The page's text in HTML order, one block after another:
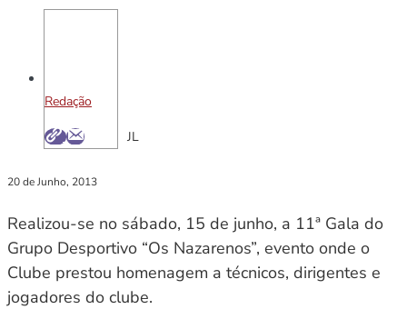
Redação
JL
20 de Junho, 2013
Realizou-se no sábado, 15 de junho, a 11ª Gala do
Grupo Desportivo “Os Nazarenos”, evento onde o
Clube prestou homenagem a técnicos, dirigentes e
jogadores do clube.